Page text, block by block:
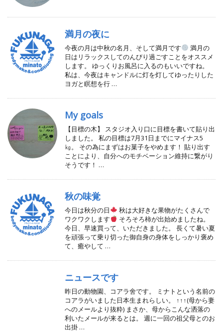
満月の夜に
今夜の月は中秋の名月、そして満月です
満月の
日はリラックスしてのんびり過ごすことをオススメ
します。 ゆっくりお風呂に入るのもいいですね。
私は、今夜はキャンドルに灯を灯してゆったりした
ヨガと瞑想を行 …
My goals
【目標の木】 スタジオ入り口に目標を書いて貼り出
しました。 私の目標は7月31日までにマイナス5
㎏。 その為にまずはお菓子をやめます！ 貼り出す
ことにより、自分へのモチベーション維持に繋がり
そうです！ …
秋の味覚
今日は秋分の日
秋は大好きな果物がたくさんで
ワクワクします
そろそろ柿が出始めましたね。
今日、早速買って、いただきました。 長くて暑い夏
を頑張って乗り切った御自身の身体をしっかり褒め
て、癒やして …
ニュースです
昨日の動物園、コアラ舍です。 ミナトという名前の
コアラがいました日本生まれらしい。 ↑↑↑(母から妻
へのメールより抜粋) まさか、母からこんな洒落の
利いたメールが来るとは。 週に一回の祖父母とのお
出掛 …